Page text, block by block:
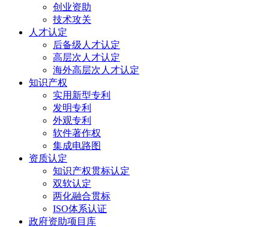
创业资助
技术攻关
人才认定
后备级人才认定
高层次人才认定
海外高层次人才认定
知识产权
实用新型专利
发明专利
外观专利
软件著作权
集成电路图
资质认定
知识产权贯标认定
双软认定
两化融合贯标
ISO体系认证
政府资助项目库